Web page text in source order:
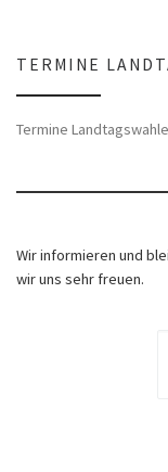
TERMINE
Termine
Wir informieren und
wir uns sehr freuen.